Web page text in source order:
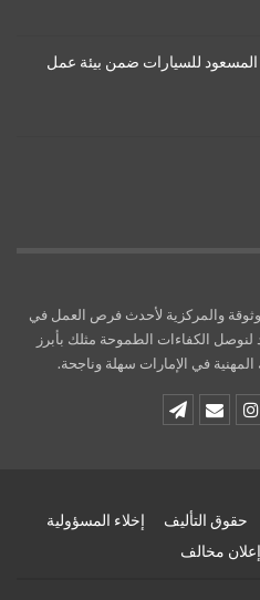
للسيارات ضمن بيئة عمل
والمركزية لأحدث فرص العمل في
الكفاءات الطموحة مثلك بأبرز
في الإمارات سهلة وناجحة.
حقوق التأليف
إخلاء المسؤولية
مخالف